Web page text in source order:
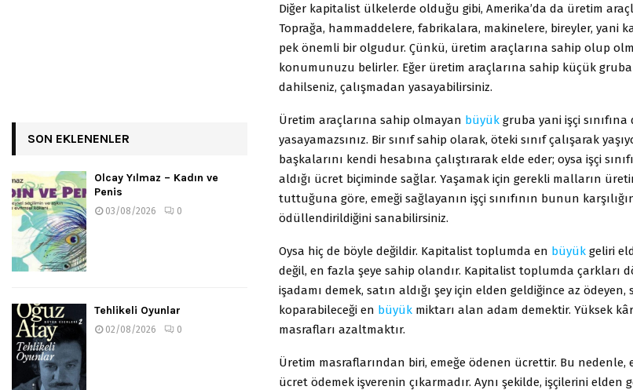
Diğer kapitalist ülkelerde olduğu gibi, Amerika’da da üretim
Toprağa, hammaddelere, fabrikalara, makinelere, bireyler, yani
pek önemli bir olgudur. Çünkü, üretim araçlarına sahip olup
konumunuzu belirler. Eğer üretim araçlarına sahip küçük
dahilseniz, çalışmadan yasayabilirsiniz.
Üretim araçlarına sahip olmayan büyük gruba yani işçi
yasayamazsınız. Bir sınıf sahip olarak, öteki sınıf çalışarak
başkalarını kendi hesabına çalıştırarak elde eder; oysa işçi
aldığı ücret biçiminde sağlar. Yaşamak için gerekli malların
tuttuğuna göre, emeği sağlayanın işçi sınıfının bunun
ödüllendirildiğini sanabilirsiniz.
Oysa hiç de böyle değildir. Kapitalist toplumda en büyük geliri
değil, en fazla şeye sahip olandır. Kapitalist toplumda çarkları
işadamı demek, satın aldığı şey için elden geldiğince az ödeyen,
koparabileceği en büyük miktarı alan adam demektir. Yüksek
masrafları azaltmaktır.
Üretim masraflarından biri, emeğe ödenen ücrettir. Bu nedenle,
ücret ödemek işverenin çıkarmadır. Aynı şekilde, işçilerini elden
SON EKLENENLER
Olcay Yılmaz – Kadın ve
Penis
03/08/2026 0
Tehlikeli Oyunlar
02/08/2026 0